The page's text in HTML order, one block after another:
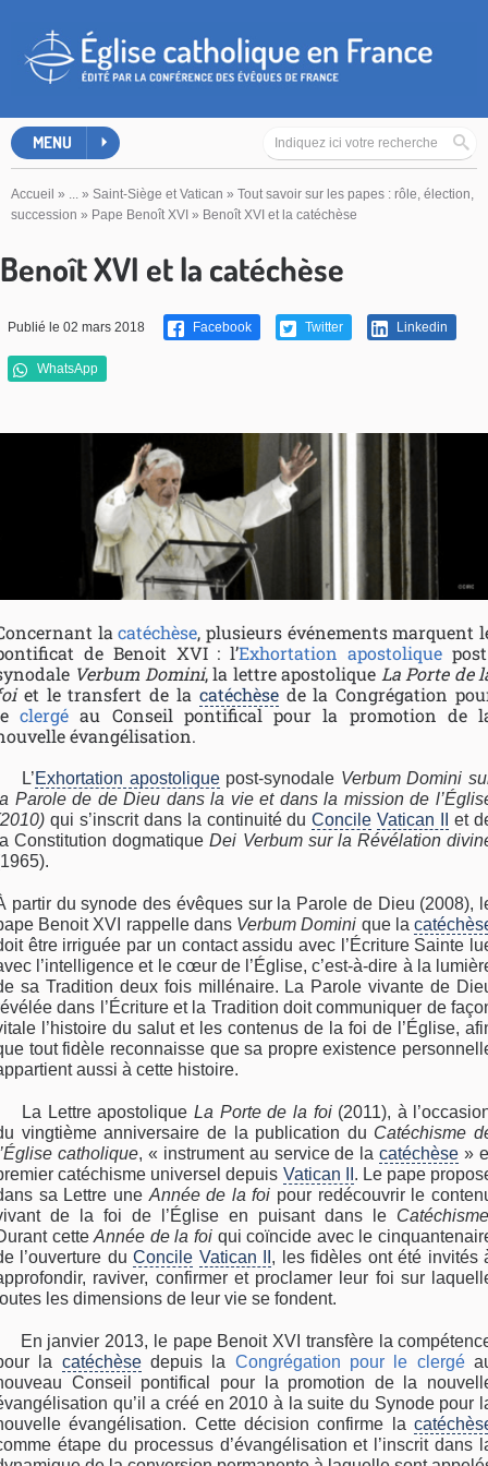
MENU
Accueil » ... » Saint-Siège et Vatican » Tout savoir sur les papes : rôle, élection,
succession » Pape Benoît XVI » Benoît XVI et la catéchèse
Benoît XVI et la catéchèse
Publié le 02 mars 2018 Facebook Twitter Linkedin
WhatsApp
lacatéchèse, plusieurs événements marquent
de Benoit XVI : l’Exhortation apostolique
Verbum Domini, la lettre apostolique La Porte de
et le transfert de la catéchèsede la Congrégation
clergé au Conseil pontifical pour la promotion de
évangélisation.
L’Exhortation apostoliquepost-synodale Verbum Domini
Parole de de Dieu dans la vie et dans la mission de
qui s’inscrit dans la continuité duConcile Vatican II
et
Constitution dogmatiqueDei Verbum sur la Révélation
partir du synode des évêques sur la Parole de Dieu (2008),
Benoit XVI rappelle dans Verbum Domini que la
être irriguée par un contact assidu avec l’Écriture Sainte
l’intelligence et le cœur de l’Église, c’est-à-dire à la
sa Tradition deux fois millénaire. La Parole vivante de
dans l’Écriture et la Tradition doit communiquer de
l’histoire du salut et les contenus de la foi de l’Église,
tout fidèle reconnaisse que sa propre existence
aussi à cette histoire.
La Lettre apostoliqueLa Porte de la foi (2011), à
vingtième anniversaire de la publication du Catéchisme
catholique, « instrument au service de lacatéchèse »
catéchisme universel depuis Vatican II . Le pape
sa Lettre une Année de la foi pour redécouvrir le
de la foi de l’Église en puisant dans le Catéchisme
cetteAnnée de la foi qui coïncide avec le
l’ouverture duConcile Vatican II , les fidèles ont été invités
raviver, confirmer et proclamer leur foi sur
les dimensions de leur vie se fondent.
En janvier 2013, le pape Benoit XVI transfère la
la catéchèsedepuis la Congrégation pour le clergé
Conseil pontifical pour la promotion de la
qu’il a créé en 2010 à la suite du Synode pour
évangélisation. Cette décision confirme la
étape du processus d’évangélisation et l’inscrit dans